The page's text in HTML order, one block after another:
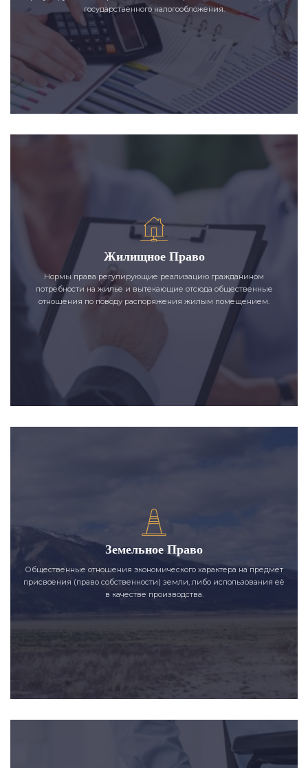
государственного налогообложения.
Жилищное Право
Нормы права регулирующие реализацию гражданином
потребности на жилье и вытекающие отсюда общественные
отношения по поводу распоряжения жилым помещением.
Земельное Право
Общественные отношения экономического характера на предмет
присвоения (право собственности) земли, либо использования её
в качестве производства.